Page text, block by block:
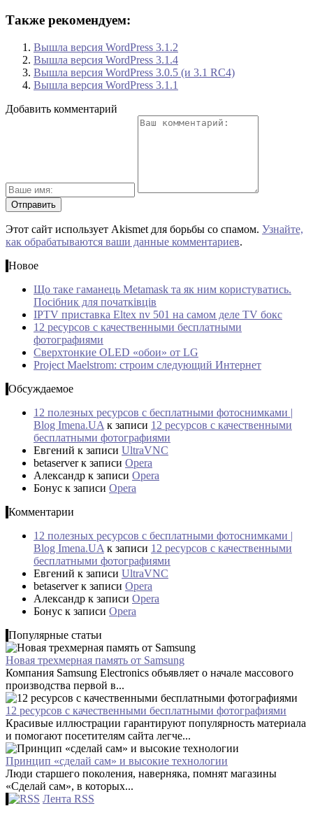
Также рекомендуем:
Вышла версия WordPress 3.1.2
Вышла версия WordPress 3.1.4
Вышла версия WordPress 3.0.5 (и 3.1 RC4)
Вышла версия WordPress 3.1.1
Добавить комментарий
Этот сайт использует Akismet для борьбы со спамом. Узнайте,
как обрабатываются ваши данные комментариев.
Новое
Що таке гаманець Metamask та як ним користуватись.
Посібник для початківців
IPTV приставка Eltex nv 501 на самом деле TV бокс
12 ресурсов с качественными бесплатными
фотографиями
Сверхтонкие OLED «обои» от LG
Project Maelstrom: строим следующий Интернет
Обсуждаемое
12 полезных ресурсов с бесплатными фотоснимками |
Blog Imena.UA к записи 12 ресурсов с качественными
бесплатными фотографиями
Евгений к записи UltraVNC
betaserverк записи Opera
Александр к записи Opera
Бонус к записи Opera
Комментарии
12 полезных ресурсов с бесплатными фотоснимками |
Blog Imena.UA к записи 12 ресурсов с качественными
бесплатными фотографиями
Евгений к записи UltraVNC
betaserverк записи Opera
Александр к записи Opera
Бонус к записи Opera
Популярные статьи
Новая трехмерная память от Samsung
Компания Samsung Electronics объявляет о начале массового
производства первой в...
12 ресурсов с качественными бесплатными фотографиями
Красивые иллюстрации гарантируют популярность материала
и помогают посетителям сайта легче...
Принцип «сделай сам» и высокие технологии
Люди старшего поколения, наверняка, помнят магазины
«Сделай сам», в которых...
Лента RSS